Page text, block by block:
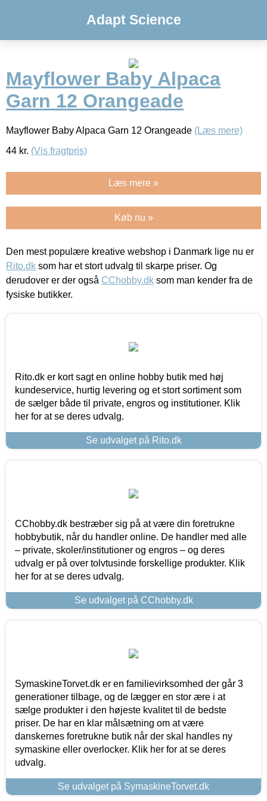
Adapt Science
Mayflower Baby Alpaca
Garn 12 Orangeade
Mayflower Baby Alpaca Garn 12 Orangeade (Læs mere)
44 kr. (Vis fragtpris)
Læs mere »
Køb nu »
Den mest populære kreative webshop i Danmark lige nu er
Rito.dk som har et stort udvalg til skarpe priser. Og
derudover er der også CChobby.dk som man kender fra de
fysiske butikker.
Rito.dk er kort sagt en online hobby butik med høj
kundeservice, hurtig levering og et stort sortiment som
de sælger både til private, engros og institutioner. Klik
her for at se deres udvalg.
Se udvalget på Rito.dk
CChobby.dk bestræber sig på at være din foretrukne
hobbybutik, når du handler online. De handler med alle
– private, skoler/institutioner og engros – og deres
udvalg er på over tolvtusinde forskellige produkter. Klik
her for at se deres udvalg.
Se udvalget på CChobby.dk
SymaskineTorvet.dk er en familievirksomhed der går 3
generationer tilbage, og de lægger en stor ære i at
sælge produkter i den højeste kvalitet til de bedste
priser. De har en klar målsætning om at være
danskernes foretrukne butik når der skal handles ny
symaskine eller overlocker. Klik her for at se deres
udvalg.
Se udvalget på SymaskineTorvet.dk